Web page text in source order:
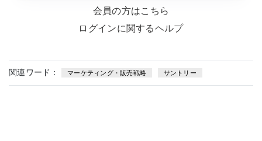
会員の方はこちら
ログインに関するヘルプ
関連ワード： マーケティング・販売戦略 サントリー